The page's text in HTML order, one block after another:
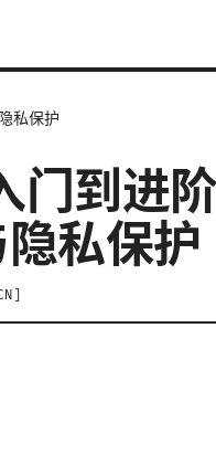
私保护
门到进
私保护